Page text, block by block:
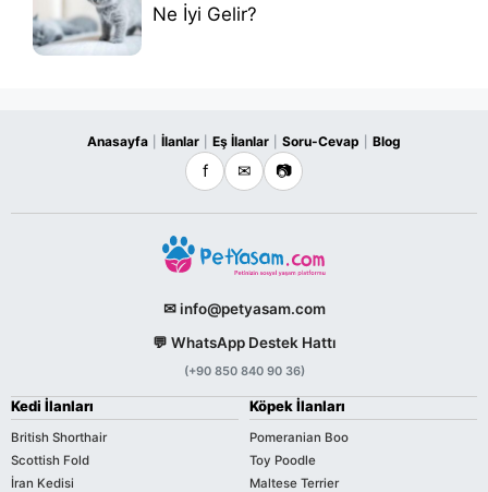
Ne İyi Gelir?
Anasayfa İlanlar Eş İlanlar Soru-Cevap Blog
f ✉ 📷
✉ info@petyasam.com
💬 WhatsApp Destek Hattı
(+90 850 840 90 36)
Kedi İlanları
British Shorthair
Scottish Fold
İran Kedisi
Köpek İlanları
Pomeranian Boo
Toy Poodle
Maltese Terrier